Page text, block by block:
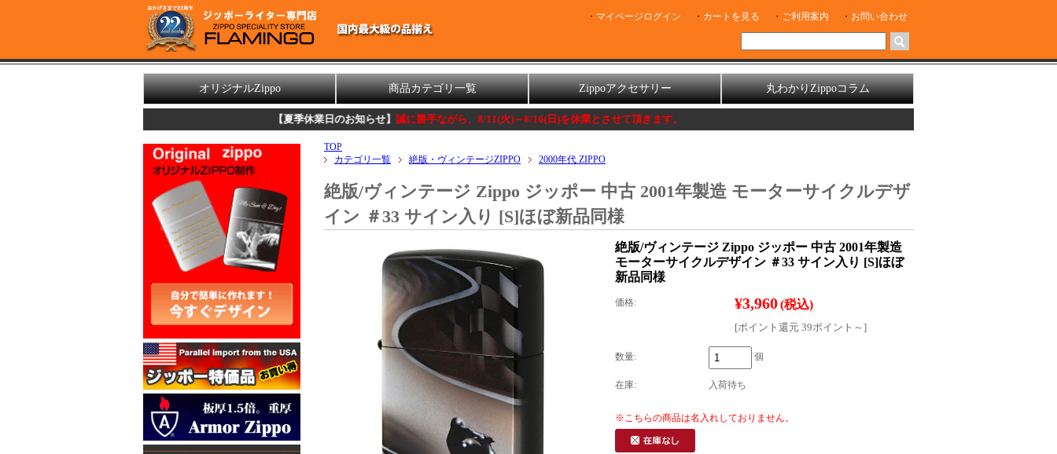
マイページログイン カートを見る ご利用案内 お問い合わせ
オリジナルZippo 商品カテゴリ一覧 Zippoアクセサリー 丸わかりZippoコラム
【夏季休業日のお知らせ】誠に勝手ながら、8/11(火)～8/16(日)を休業とさせて頂きます。
TOP
カテゴリ一覧
絶版・ヴィンテージZIPPO 2000年代 ZIPPO
絶版/ヴィンテージ Zippo ジッポー 中古 2001年製造 モーターサイクルデザ
イン ＃33 サイン入り [S]ほぼ新品同様
絶版/ヴィンテージ Zippo ジッポー 中古 2001年製造
モーターサイクルデザイン ＃33 サイン入り [S]ほぼ
新品同様
価格: ¥3,960(税込)
[ポイント還元 39ポイント～]
数量: 個
在庫: 入荷待ち